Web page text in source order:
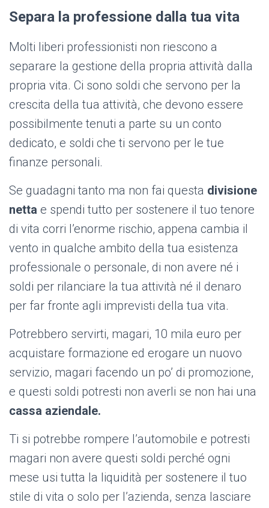
Separa la professione dalla tua vita
Molti liberi professionisti non riescono a
separare la gestione della propria attività dalla
propria vita. Ci sono soldi che servono per la
crescita della tua attività, che devono essere
possibilmente tenuti a parte su un conto
dedicato, e soldi che ti servono per le tue
finanze personali.
Se guadagni tanto ma non fai questa divisione
netta e spendi tutto per sostenere il tuo tenore
di vita corri l’enorme rischio, appena cambia il
vento in qualche ambito della tua esistenza
professionale o personale, di non avere né i
soldi per rilanciare la tua attività né il denaro
per far fronte agli imprevisti della tua vita.
Potrebbero servirti, magari, 10 mila euro per
acquistare formazione ed erogare un nuovo
servizio, magari facendo un po’ di promozione,
e questi soldi potresti non averli se non hai una
cassa aziendale.
Ti si potrebbe rompere l’automobile e potresti
magari non avere questi soldi perché ogni
mese usi tutta la liquidità per sostenere il tuo
stile di vita o solo per l’azienda, senza lasciare